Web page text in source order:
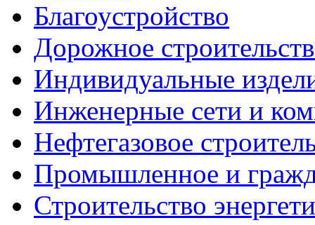
Благоустройство
Дорожное
Индивидуальные
Инженерные сети и
Нефтегазовое
Промышленное и
Строительство